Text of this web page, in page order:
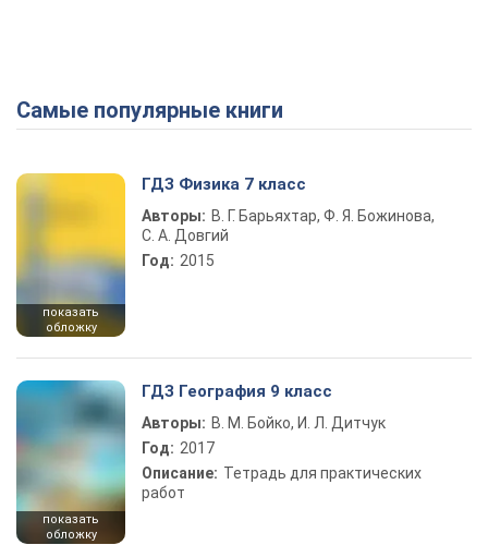
Самые популярные книги
показать
обложку
ГДЗ Физика 7 класс
Авторы: В. Г. Барьяхтар, Ф. Я. Божинова,
С. А. Довгий
Год: 2015
показать
обложку
ГДЗ География 9 класс
Авторы: В. М. Бойко, И. Л. Дитчук
Год: 2017
Описание: Тетрадь для практических
работ